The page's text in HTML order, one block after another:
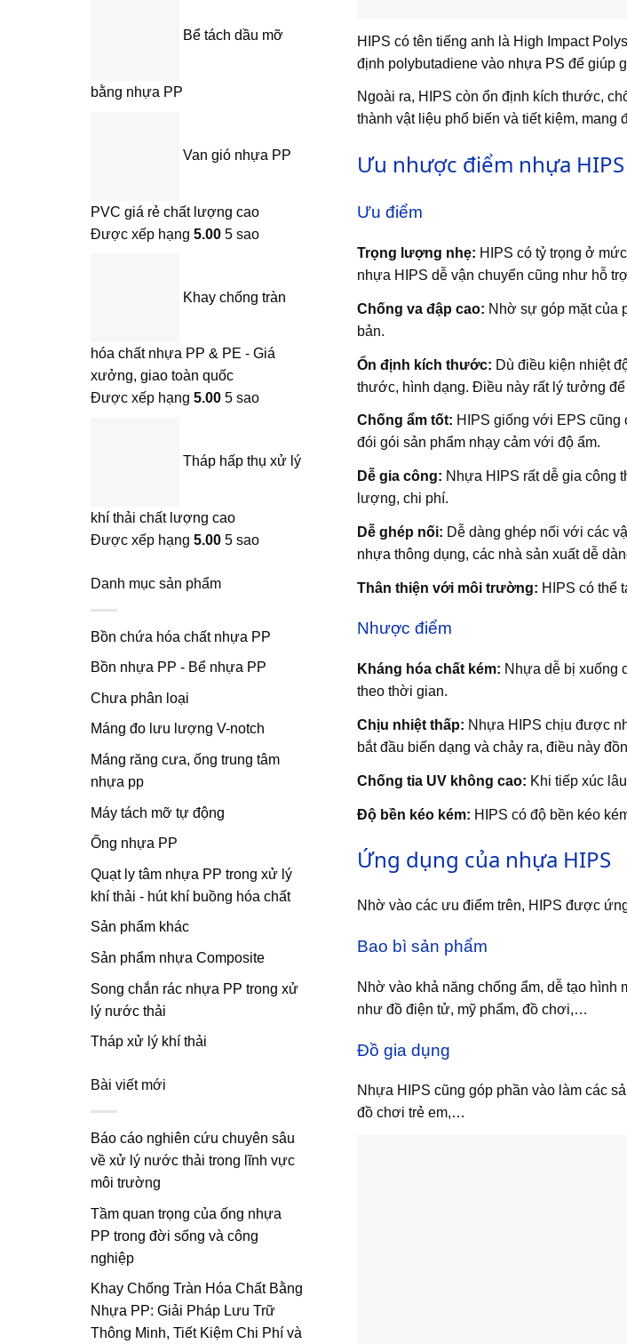
Bể tách dầu mỡ
bằng nhựa PP
Van gió nhựa PP
PVC giá rẻ chất lượng cao
Được xếp hạng 5.00 5 sao
Khay chống tràn
hóa chất nhựa PP & PE - Giá
xưởng, giao toàn quốc
Được xếp hạng 5.00 5 sao
Tháp hấp thụ xử lý
khí thải chất lượng cao
Được xếp hạng 5.00 5 sao
Danh mục sản phẩm
Bồn chứa hóa chất nhựa PP
Bồn nhựa PP - Bể nhựa PP
Chưa phân loại
Máng đo lưu lượng V-notch
Máng răng cưa, ống trung tâm
nhựa pp
Máy tách mỡ tự động
Ống nhựa PP
Quạt ly tâm nhựa PP trong xử lý
khí thải - hút khí buồng hóa chất
Sản phẩm khác
Sản phẩm nhựa Composite
Song chắn rác nhựa PP trong xử
lý nước thải
Tháp xử lý khí thải
Bài viết mới
Báo cáo nghiên cứu chuyên sâu
về xử lý nước thải trong lĩnh vực
môi trường
Tầm quan trọng của ống nhựa
PP trong đời sống và công
nghiệp
Khay Chống Tràn Hóa Chất Bằng
Nhựa PP: Giải Pháp Lưu Trữ
Thông Minh, Tiết Kiệm Chi Phí và
HIPS có tên tiếng anh là High Impact
định polybutadiene vào nhựa PS để giúp
Ngoài ra, HIPS còn ổn định kích thước,
thành vật liệu phổ biến và tiết kiệm,
Ưu nhược điểm nhựa HIPS
Ưu điểm
Trọng lượng nhẹ: HIPS có tỷ trọng ở
nhựa HIPS dễ vận chuyển cũng như hỗ
Chống va đập cao: Nhờ sự góp mặt của
bản.
Ổn định kích thước: Dù điều kiện nhiệt
thước, hình dạng. Điều này rất lý tưởng
Chống ẩm tốt: HIPS giống với EPS cũng
đói gói sản phẩm nhạy cảm với độ ẩm.
Dễ gia công: Nhựa HIPS rất dễ gia công
lượng, chi phí.
Dễ ghép nối: Dễ dàng ghép nối với các
nhựa thông dụng, các nhà sản xuất dễ
Thân thiện với môi trường: HIPS có thể
Nhược điểm
Kháng hóa chất kém: Nhựa dễ bị xuống
theo thời gian.
Chịu nhiệt thấp: Nhựa HIPS chịu được
bắt đầu biến dạng và chảy ra, điều này
Chống tia UV không cao: Khi tiếp xúc
Độ bền kéo kém: HIPS có độ bền kéo
Ứng dụng của nhựa HIPS
Nhờ vào các ưu điểm trên, HIPS được
Bao bì sản phẩm
Nhờ vào khả năng chống ẩm, dễ tạo
như đồ điện tử, mỹ phẩm, đồ chơi,…
Đồ gia dụng
Nhựa HIPS cũng góp phần vào làm các
đồ chơi trẻ em,…